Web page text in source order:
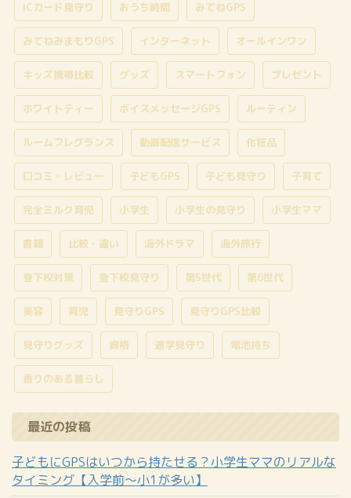
ICカード見守り おうち時間 みてねGPS
みてねみまもりGPS インターネット オールインワン
キッズ携帯比較 グッズ スマートフォン プレゼント
ホワイトティー ボイスメッセージGPS ルーティン
ルームフレグランス 動画配信サービス 化粧品
口コミ・レビュー 子どもGPS 子ども見守り 子育て
完全ミルク育児 小学生 小学生の見守り 小学生ママ
書籍 比較・違い 海外ドラマ 海外旅行
登下校対策 登下校見守り 第5世代 第6世代
美容 育児 見守りGPS 見守りGPS比較
見守りグッズ 資格 通学見守り 電池持ち
香りのある暮らし
最近の投稿
子どもにGPSはいつから持たせる？小学生ママのリアルな
タイミング【入学前〜小1が多い】